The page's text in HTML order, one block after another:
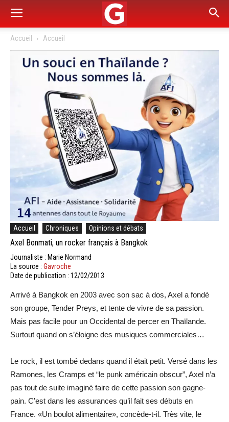
Accueil Accueil
Accueil Chroniques Opinions et débats
Axel Bonmati, un rocker français à Bangkok
Journaliste : Marie Normand
La source : Gavroche
Date de publication : 12/02/2013
Arrivé à Bangkok en 2003 avec son sac à dos, Axel a fondé
son groupe, Tender Preys, et tente de vivre de sa passion.
Mais pas facile pour un Occidental de percer en Thaïlande.
Surtout quand on s’éloigne des musiques commerciales…
Le rock, il est tombé dedans quand il était petit. Versé dans les
Ramones, les Cramps et “le punk américain obscur”, Axel n’a
pas tout de suite imaginé faire de cette passion son gagne-
pain. C’est dans les assurances qu’il fait ses débuts en
France. «Un boulot alimentaire», concède-t-il. Très vite, le